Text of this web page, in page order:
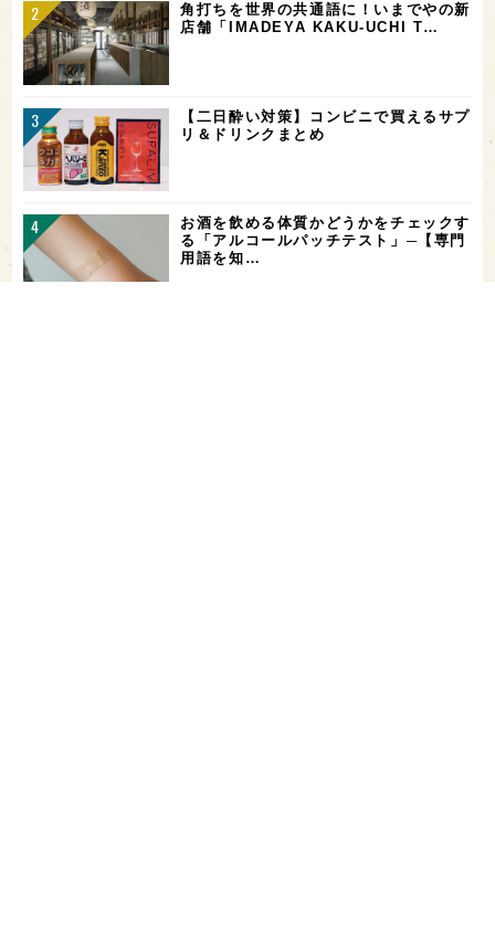
角打ちを世界の共通語に！いまでやの新
店舗「IMADEYA KAKU-UCHI T…
【二日酔い対策】コンビニで買えるサプ
リ＆ドリンクまとめ
お酒を飲める体質かどうかをチェックす
る「アルコールパッチテスト」─【専門
用語を知…